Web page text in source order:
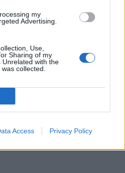
my
Advertising.
Use,
Sharing of my
Unrelated with the
collected.
Access Privacy Policy